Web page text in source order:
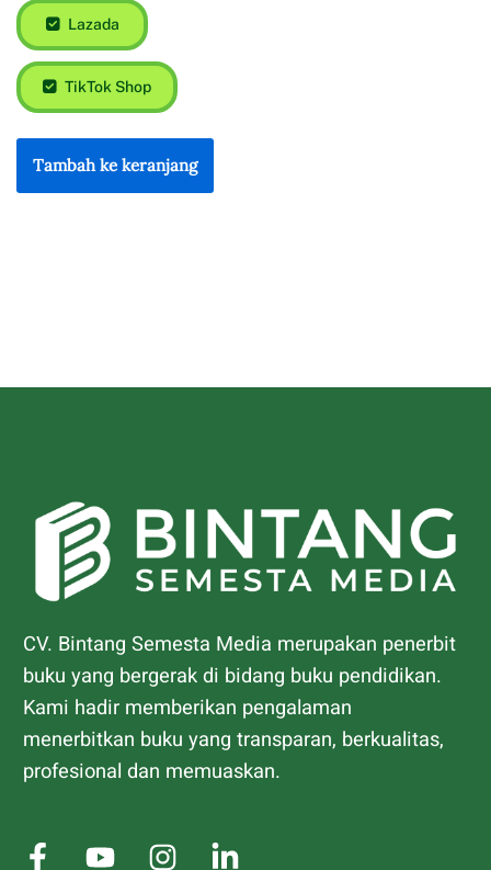
Lazada
TikTok Shop
Tambah ke keranjang
CV. Bintang Semesta Media merupakan penerbit
buku yang bergerak di bidang buku pendidikan.
Kami hadir memberikan pengalaman
menerbitkan buku yang transparan, berkualitas,
profesional dan memuaskan.